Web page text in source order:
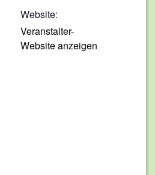
Website:
Veranstalter-
Website anzeigen